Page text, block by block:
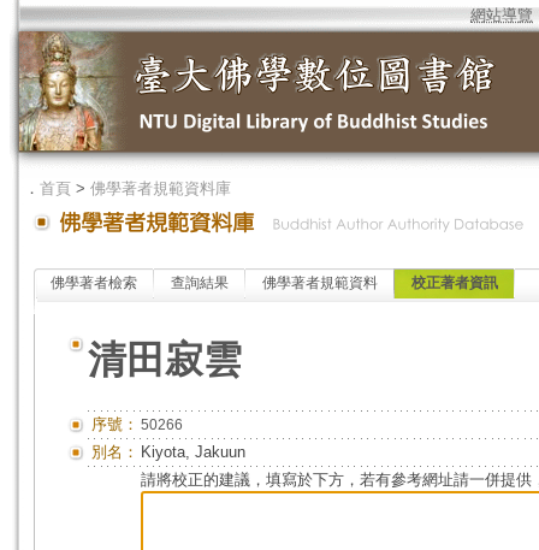
網站導覽
． 首頁 > 佛學著者規範資料庫
佛學著者檢索 查詢結果 佛學著者規範資料 校正著者資訊
清田寂雲
序號： 50266
別名： Kiyota, Jakuun
請將校正的建議，填寫於下方，若有參考網址請一併提供